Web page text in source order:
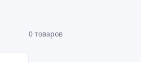
0 товаров